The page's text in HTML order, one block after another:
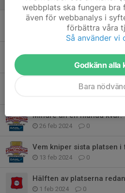
Turneringssegrare 2024!
23 mar 2024 1
Lottning av grupper och
0
2 veckor, 1 plats - Let's go!
Mindre än en månad kvar!
26 feb 2024 0
Vem kniper sista platsen i
13 feb 2024 0
Hälften av platserna
1 feb 2024 0
webbplats ska fungera bra
även för webbanalys i
förbättra våra
Så använder vi
Godkänn alla
Bara